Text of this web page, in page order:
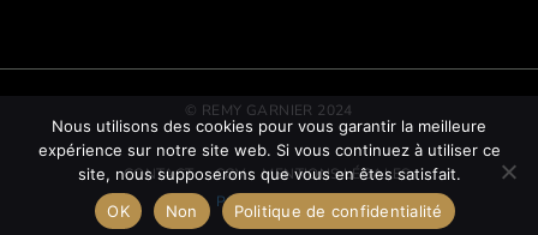
© REMY GARNIER 2024
CONTACT CGV
MENTIONS LÉGALES
POLITIQUE RSE
Nous utilisons des cookies pour vous garantir la meilleure
expérience sur notre site web. Si vous continuez à utiliser ce
site, nous supposerons que vous en êtes satisfait.
OK
Non Politique de confidentialité